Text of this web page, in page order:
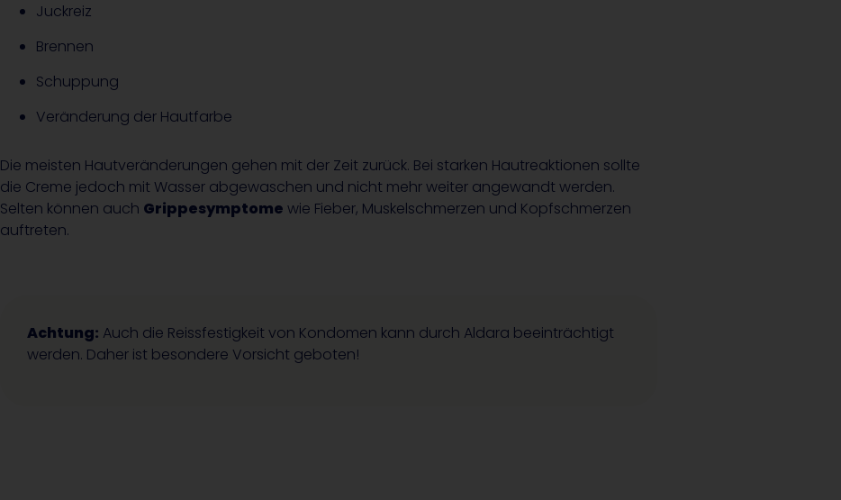
Juckreiz
Brennen
Schuppung
Veränderung der Hautfarbe
Die meisten Hautveränderungen gehen mit der Zeit zurück. Bei starken Hautreaktionen sollte
die Creme jedoch mit Wasser abgewaschen und nicht mehr weiter angewandt werden.
Selten können auch Grippesymptome wie Fieber, Muskelschmerzen und Kopfschmerzen
auftreten.
Achtung: Auch die Reissfestigkeit von Kondomen kann durch Aldara beeinträchtigt
werden. Daher ist besondere Vorsicht geboten!